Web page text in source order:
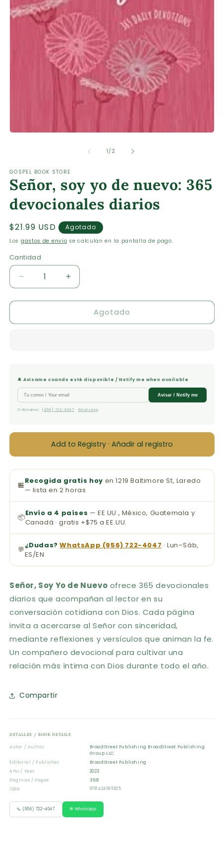
una
ventana
modal
1/de
2
GOSPEL BOOK STORE
Señor, soy yo de nuevo: 365
devocionales diarios
Precio
habitual
$21.99 USD Agotado
Los gastos de envío se calculan en la pantalla de pago.
Cantidad
Cantidad
Reducir
cantidad
para
soy
Aumentar
cantidad
para
soy
diarios
Agotado
🔔 Avísame cuando esté disponible / Notify me when available
Avisar / Notify me
O llámanos: (956) 722-4047 ·WhatsApp
Add to Registry · Añadir al registro
🏪Recogida gratis hoy en 1219 Baltimore St, Laredo
— lista en 2 horas
📦Envío a 4 países — EE.UU., México, Guatemala y
Canadá · gratis +$75 a EE.UU.
💬¿Dudas? WhatsApp (956) 722-4047 · Lun–Sáb,
ES/EN
Señor, Soy Yo de Nuevo ofrece 365 devocionales
diarios que acompañan al lector en su
conversación cotidiana con Dios. Cada página
invita a acercarse al Señor con sinceridad,
mediante reflexiones y versículos que animan la fe.
Un compañero devocional para cultivar una
relación más íntima con Dios durante todo el año.
Compartir
DETALLES / BOOK DETAILS
Autor / Author
BroadStreet Publishing BroadStreet Publishing
Group LLC
Editorial / Publisher
BroadStreet Publishing
Año / Year
2023
Páginas / Pages
368
ISBN
9781424565825
📞 (956) 722-4047 💬 WhatsApp